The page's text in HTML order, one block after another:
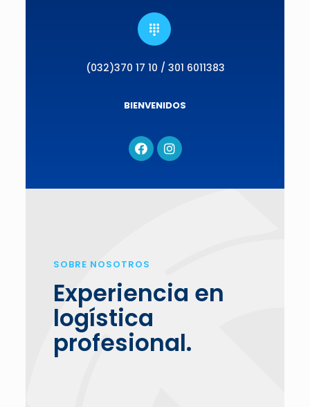
(032)370 17 10 / 301 6011383
BIENVENIDOS
SOBRE NOSOTROS
Experiencia en
logística
profesional.